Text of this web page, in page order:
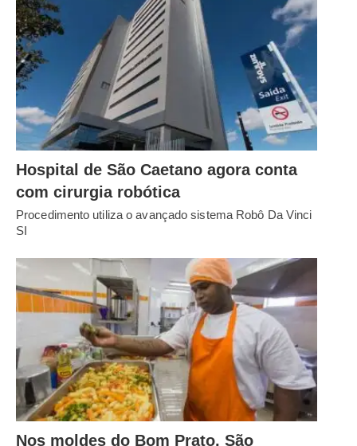
Hospital de São Caetano agora conta
com cirurgia robótica
Procedimento utiliza o avançado sistema Robô Da Vinci
SI
Nos moldes do Bom Prato, São